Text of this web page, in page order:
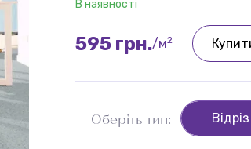
В наявності
595 грн./м2
Оберіть тип: Відріз